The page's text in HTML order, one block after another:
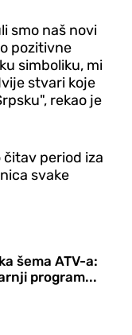
smo naš novi
pozitivne
simboliku, mi
stvari koje
rekao je
čitav period iza
svake
šema ATV-a:
program...